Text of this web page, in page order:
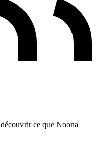
ce que Noona